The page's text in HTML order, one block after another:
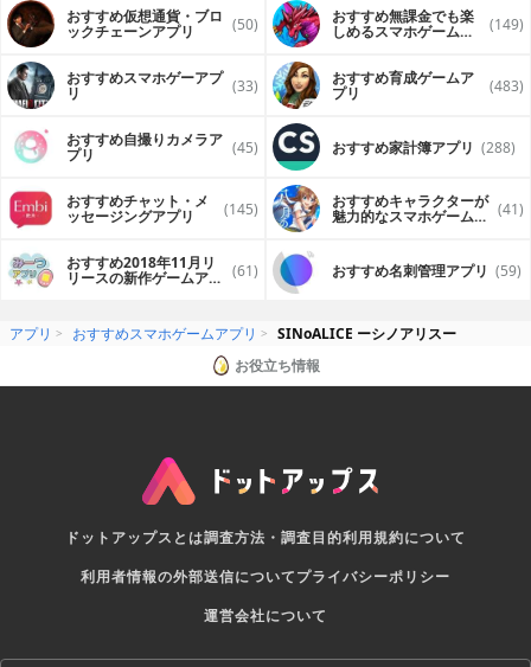
おすすめ仮想通貨・ブロ
ックチェーンアプリ (50) おすすめ無課金でも楽
しめるスマホゲームア (149)
おすすめスマホゲーアプ
リ (33) おすすめ育成ゲームア
プリ (483)
おすすめ自撮りカメラア
プリ (45) おすすめ家計簿アプリ (288)
おすすめチャット・メ
ッセージングアプリ (145) おすすめキャラクターが
魅力的なスマホゲームア (41)
おすすめ2018年11月リ
リースの新作ゲームアプ (61) おすすめ名刺管理アプリ (59)
アプリ おすすめスマホゲームアプリ
SINoALICE ーシノアリスー
お役立ち情報
ドットアップスとは調査方法・調査目的利用規約について
利用者情報の外部送信についてプライバシーポリシー
運営会社について